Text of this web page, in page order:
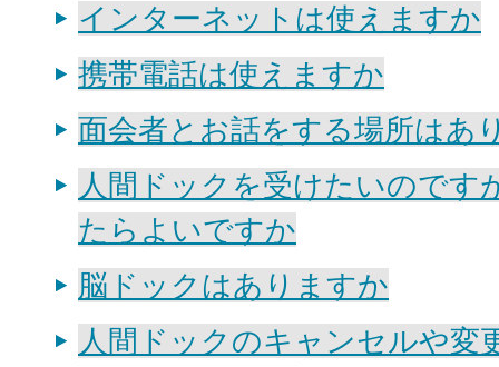
インターネットは使えますか
携帯電話は使えますか
面会者とお話をする場所はあ
人間ドックを受けたいのです
たらよいですか
脳ドックはありますか
人間ドックのキャンセルや変